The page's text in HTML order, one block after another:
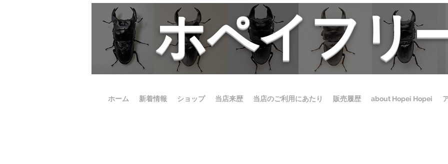
ホペイフリ
ホーム 新着情報 ショップ 当店来歴 当店のご利用にあたり 販売履歴 about Hopei Hopei